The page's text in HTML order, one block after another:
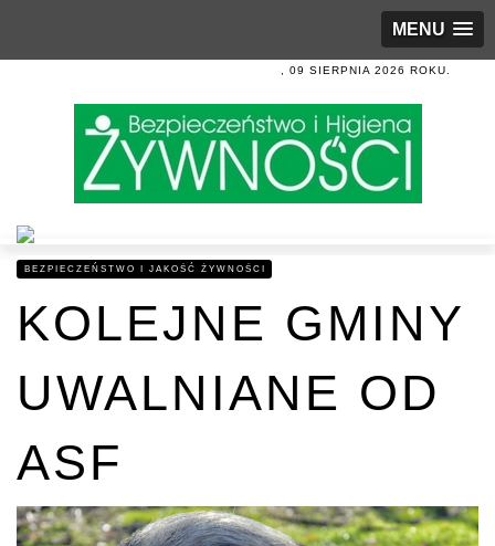
MENU
, 09 SIERPNIA 2026 ROKU.
BEZPIECZEŃSTWO I JAKOŚĆ ŻYWNOŚCI
KOLEJNE GMINY
UWALNIANE OD
ASF